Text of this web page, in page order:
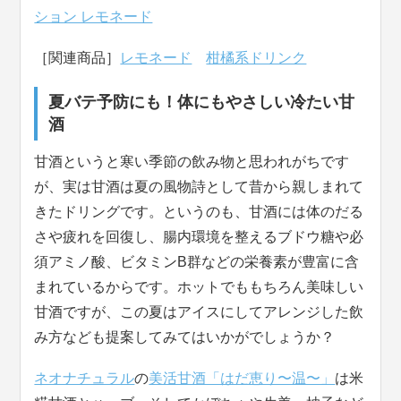
ション レモネード
［関連商品］ レモネード 柑橘系ドリンク
夏バテ予防にも！体にもやさしい冷たい甘
酒
甘酒というと寒い季節の飲み物と思われがちです
が、実は甘酒は夏の風物詩として昔から親しまれて
きたドリングです。というのも、甘酒には体のだる
さや疲れを回復し、腸内環境を整えるブドウ糖や必
須アミノ酸、ビタミンB群などの栄養素が豊富に含
まれているからです。ホットでももちろん美味しい
甘酒ですが、この夏はアイスにしてアレンジした飲
み方なども提案してみてはいかがでしょうか？
ネオナチュラルの美活甘酒「はだ恵り〜温〜」 は米